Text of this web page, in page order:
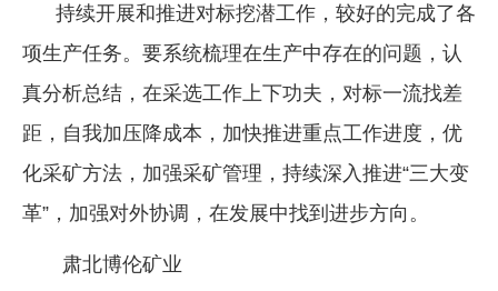
持续开展和推进对标挖潜工作，较好的完成了各
项生产任务。要系统梳理在生产中存在的问题，认
真分析总结，在采选工作上下功夫，对标一流找差
距，自我加压降成本，加快推进重点工作进度，优
化采矿方法，加强采矿管理，持续深入推进“三大变
革”，加强对外协调，在发展中找到进步方向。
肃北博伦矿业